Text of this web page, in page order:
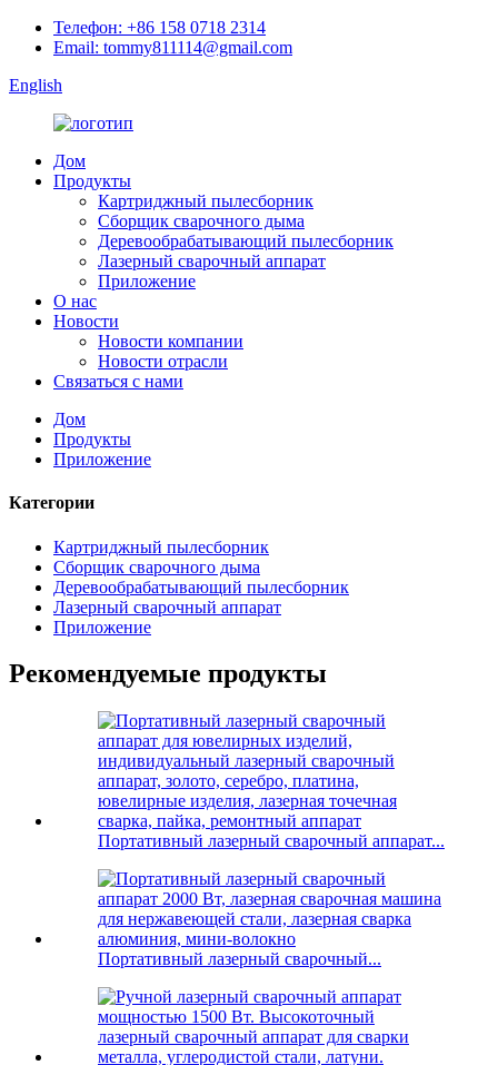
Телефон: +86 158 0718 2314
Email: tommy811114@gmail.com
English
Дом
Продукты
Картриджный пылесборник
Сборщик сварочного дыма
Деревообрабатывающий пылесборник
Лазерный сварочный аппарат
Приложение
О нас
Новости
Новости компании
Новости отрасли
Связаться с нами
Дом
Продукты
Приложение
Категории
Картриджный пылесборник
Сборщик сварочного дыма
Деревообрабатывающий пылесборник
Лазерный сварочный аппарат
Приложение
Рекомендуемые продукты
Портативный лазерный сварочный аппарат...
Портативный лазерный сварочный...